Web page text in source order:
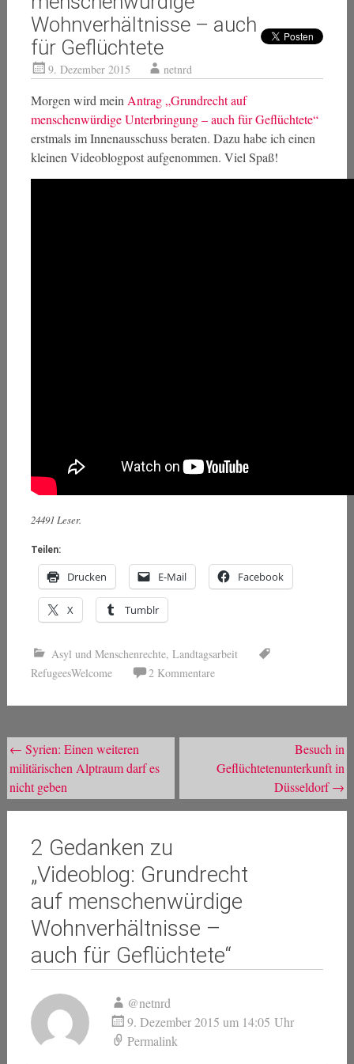
Wohnverhältnisse – auch
für Geflüchtete
9. Dezember 2015 netnrd
Morgen wird mein Antrag „Grundrecht auf
menschenwürdige Unterbringung – auch für Geflüchtete“
erstmals im Innenausschuss beraten. Dazu habe ich einen
kleinen Videoblogpost aufgenommen. Viel Spaß!
24491 Leser.
Teilen:
Drucken E-Mail Facebook
X Tumblr
Asyl und Menschenrechte, Landtagsarbeit
RefugeesWelcome
2 Kommentare
Beitragsnavigation
← Syrien: Einen weiteren
militärischen Alptraum darf es
nicht geben
Besuch in
Geflüchtetenunterkunft in
Düsseldorf→
2 Gedanken zu
„Videoblog: Grundrecht
auf menschenwürdige
Wohnverhältnisse –
auch für Geflüchtete“
@netnrd
9. Dezember 2015 um 14:05 Uhr
Permalink